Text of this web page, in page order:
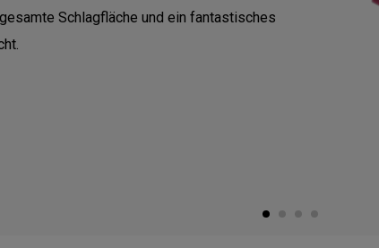
Schlagfläche und ein fantastisches